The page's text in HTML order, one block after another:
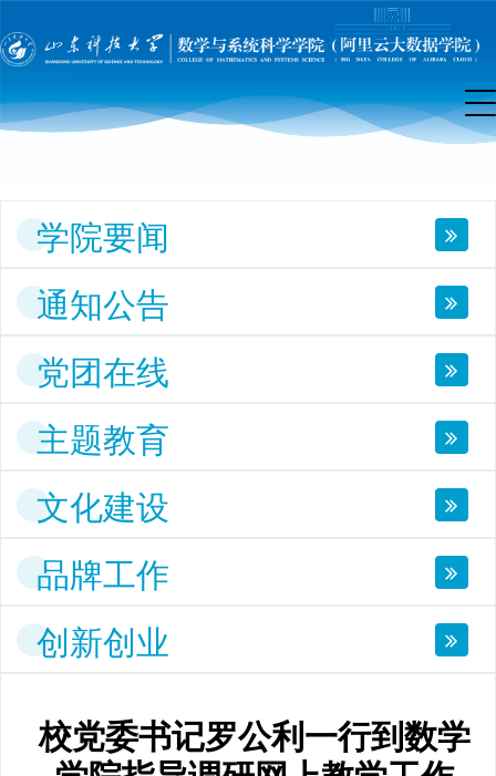
院
页
学院要闻
通知公告
党团在线
主题教育
文化建设
品牌工作
创新创业
校党委书记罗公利一行到数学